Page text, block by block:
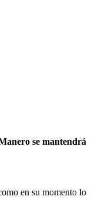
se mantendrá
en su momento lo